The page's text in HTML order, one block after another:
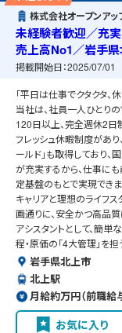
株式会社オープンアッ
未経験者歓迎／充
売上高No1／岩手
掲載開始日：2025/07/01
「平日は仕事でクタクタ
当社は、社員一人ひとり
120日以上、完全週休2日
フレッシュ休暇制度があ
ールド」も取得しており、
が充実するから、仕事に
定基盤のもとで実現でき
キャリアと理想のライフ
画通りに、安全かつ高品
アシスタントとして、簡単
程・原価の「4大管理」を
岩手県北上市
北上駅
月給約万円（前職給
お気に入り